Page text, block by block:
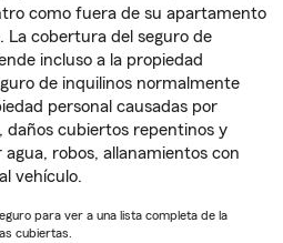
como fuera de su apartamento
La cobertura del seguro de
incluso a la propiedad
de inquilinos normalmente
personal causadas por
daños cubiertos repentinos y
robos, allanamientos con
vehículo.
para ver a una lista completa de la
cubiertas.